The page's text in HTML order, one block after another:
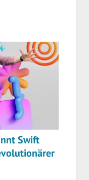
Swift